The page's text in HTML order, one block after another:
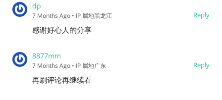
dp
Reply
7 Months Ago • IP 属地黑龙江
感谢好心人的分享
8877mm
Reply
7 Months Ago • IP 属地广东
再刷评论再继续看